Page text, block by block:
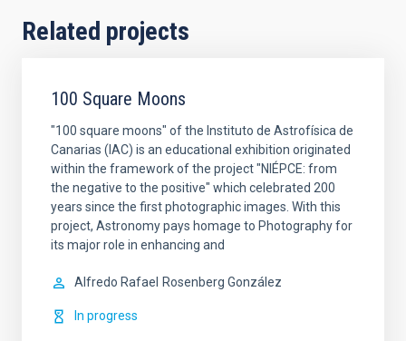
Related projects
100 Square Moons
"100 square moons" of the Instituto de Astrofísica de
Canarias (IAC) is an educational exhibition originated
within the framework of the project "NIÉPCE: from
the negative to the positive" which celebrated 200
years since the first photographic images. With this
project, Astronomy pays homage to Photography for
its major role in enhancing and
Alfredo Rafael Rosenberg González
In progress